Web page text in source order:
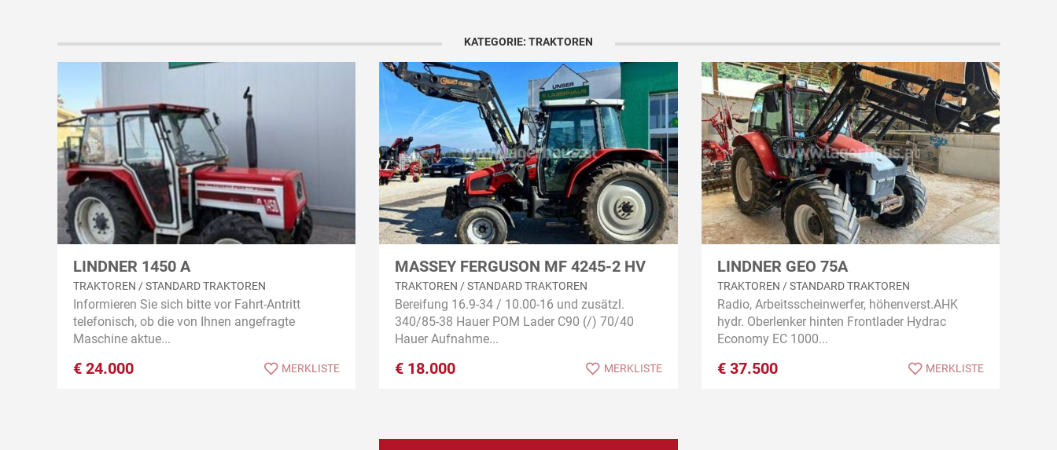
KATEGORIE: TRAKTOREN
LINDNER 1450 A
TRAKTOREN / STANDARD TRAKTOREN
Informieren Sie sich bitte vor Fahrt-Antritt
telefonisch, ob die von Ihnen angefragte
Maschine aktue...
€ 24.000 MERKLISTE
MASSEY FERGUSON MF 4245-2 HV
TRAKTOREN / STANDARD TRAKTOREN
Bereifung 16.9-34 / 10.00-16 und zusätzl.
340/85-38 Hauer POM Lader C90 (/) 70/40
Hauer Aufnahme...
€ 18.000 MERKLISTE
LINDNER GEO 75A
TRAKTOREN / STANDARD TRAKTOREN
Radio, Arbeitsscheinwerfer, höhenverst.AHK
hydr. Oberlenker hinten Frontlader Hydrac
Economy EC 1000...
€ 37.500 MERKLISTE